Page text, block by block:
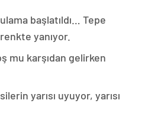
başlatıldı… Tepe
yanıyor.
mu karşıdan gelirken
yarısı uyuyor, yarısı